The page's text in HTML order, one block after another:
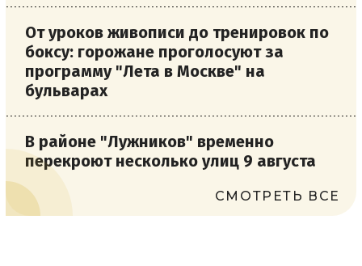
От уроков живописи до тренировок по
боксу: горожане проголосуют за
программу "Лета в Москве" на
бульварах
В районе "Лужников" временно
перекроют несколько улиц 9 августа
СМОТРЕТЬ ВСЕ